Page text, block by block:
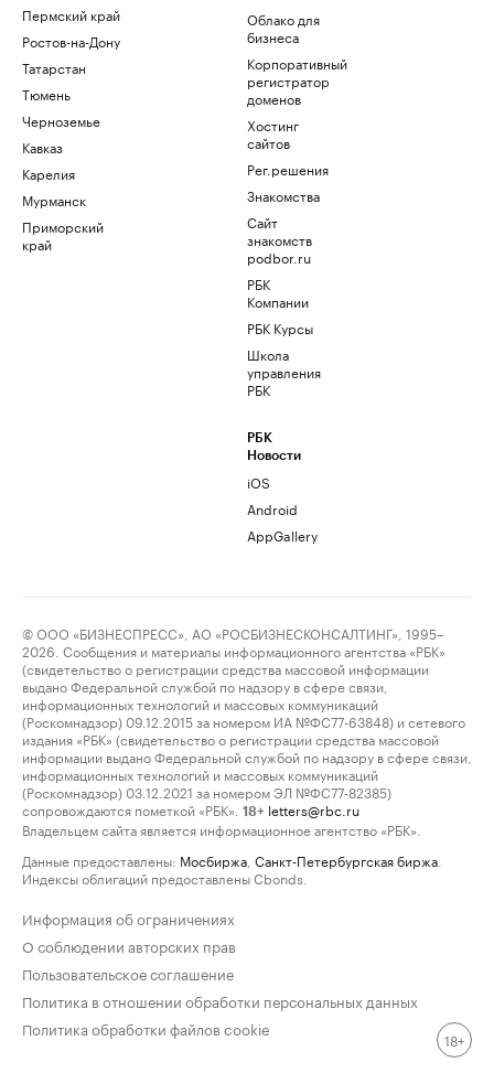
Пермский край
Ростов-на-Дону
Татарстан
Тюмень
Черноземье
Кавказ
Карелия
Мурманск
Приморский
край
Облако для
бизнеса
Корпоративный
регистратор
доменов
Хостинг
сайтов
Рег.решения
Знакомства
Сайт
знакомств
podbor.ru
РБК
Компании
РБК Курсы
Школа
управления
РБК
РБК
Новости
iOS
Android
AppGallery
© ООО «БИЗНЕСПРЕСС», АО «РОСБИЗНЕСКОНСАЛТИНГ», 1995–
2026. Сообщения и материалы информационного агентства «РБК»
(свидетельство о регистрации средства массовой информации
выдано Федеральной службой по надзору в сфере связи,
информационных технологий и массовых коммуникаций
(Роскомнадзор) 09.12.2015 за номером ИА №ФС77-63848) и сетевого
издания «РБК» (свидетельство о регистрации средства массовой
информации выдано Федеральной службой по надзору в сфере связи,
информационных технологий и массовых коммуникаций
(Роскомнадзор) 03.12.2021 за номером ЭЛ №ФС77-82385)
сопровождаются пометкой «РБК».
18+ letters@rbc.ru
Владельцем сайта является информационное агентство «РБК».
Данные предоставлены: Мосбиржа Санкт-Петербургская биржа
Индексы облигаций предоставлены Cbonds.
Информация об ограничениях
О соблюдении авторских прав
Пользовательское соглашение
Политика в отношении обработки персональных данных
Политика обработки файлов cookie
18+